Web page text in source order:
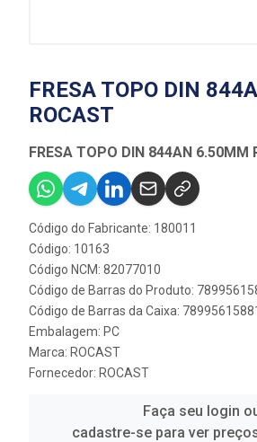
FRESA TOPO DIN
ROCAST
FRESA TOPO DIN 844AN 6.50MM
Código do Fabricante: 180011
Código: 10163
Código NCM: 82077010
Código de Barras do Produto:
Código de Barras da Caixa:
Embalagem: PC
Marca: ROCAST
Fornecedor: ROCAST
Faça seu login
cadastre-se para ver